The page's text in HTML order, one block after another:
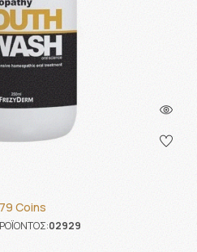
Coins
02929